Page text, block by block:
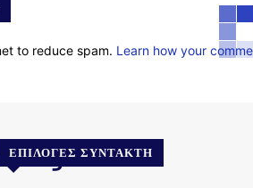
to reduce spam. Learn how your
ΕΠΙΛΟΓΈΣ ΣΥΝΤΆΚΤΗ